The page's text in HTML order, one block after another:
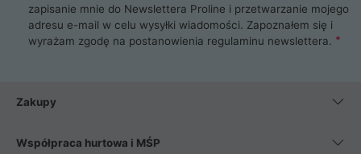
zapisanie mnie do Newslettera Proline i przetwarzanie mojego
adresu e-mail w celu wysyłki wiadomości. Zapoznałem się i
wyrażam zgodę na postanowienia regulaminu newslettera.
Zakupy
Współpraca hurtowa i MŚP